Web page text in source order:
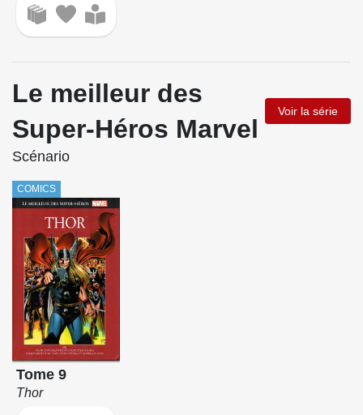
Le meilleur des
Super-Héros Marvel
Voir la série
Scénario
COMICS
Tome 9
Thor